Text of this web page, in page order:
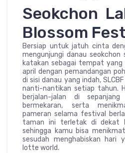
Seokchon
Blossom
Bersiap untuk jatuh cinta
mengunjungi danau seokchon
katakan sebagai tempat yang
april dengan pemandangan
di sisi danau yang indah,
nanti-nantikan setiap tahun.
berjalan-jalan di
bermekaran, serta
pameran selama festival
taman ini terletak di dekat
sehingga kamu bisa
sesudah menghabiskan hari
lotte world.